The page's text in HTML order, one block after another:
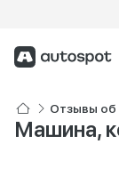
Отзывы об
Машина,